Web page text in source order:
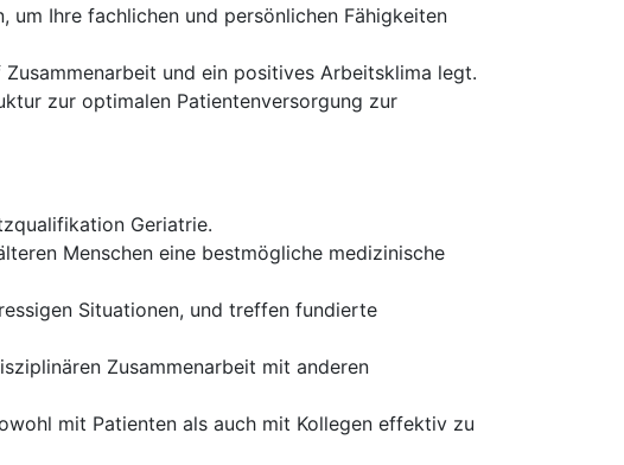
um Ihre fachlichen und persönlichen Fähigkeiten
und ein positives Arbeitsklima legt.
zur optimalen Patientenversorgung zur
Geriatrie.
Menschen eine bestmögliche medizinische
Situationen, und treffen fundierte
Zusammenarbeit mit anderen
mit Patienten als auch mit Kollegen effektiv zu